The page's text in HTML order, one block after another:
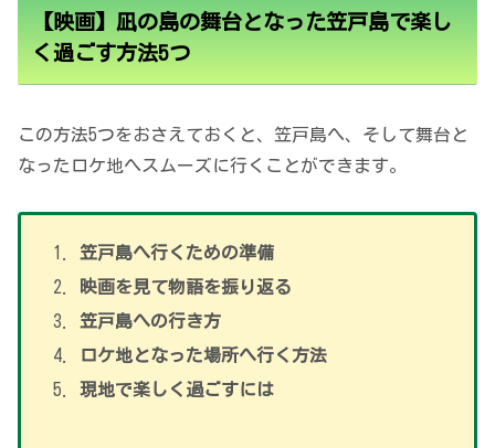
【映画】凪の島の舞台となった笠戸島で楽し
く過ごす方法5つ
この方法5つをおさえておくと、笠戸島へ、そして舞台と
なったロケ地へスムーズに行くことができます。
笠戸島へ行くための準備
映画を見て物語を振り返る
笠戸島への行き方
ロケ地となった場所へ行く方法
現地で楽しく過ごすには